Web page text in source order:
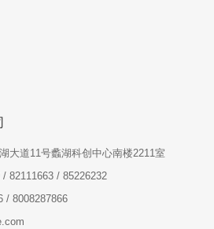
大道11号蠡湖科创中心南楼2211室
82111663 / 85226232
/ 8008287866